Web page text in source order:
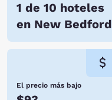
1 de 10 hoteles
en New Bedford
El precio más bajo